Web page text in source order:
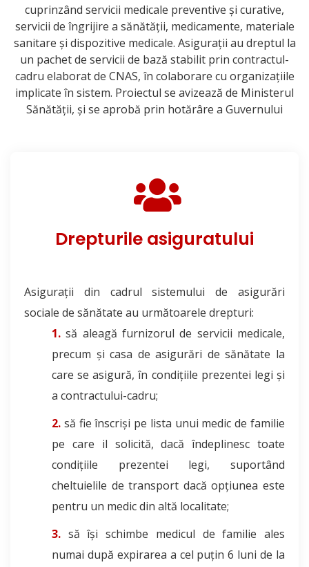
cuprinzând servicii medicale preventive și curative,
servicii de îngrijire a sănătății, medicamente, materiale
sanitare și dispozitive medicale. Asigurații au dreptul la
un pachet de servicii de bază stabilit prin contractul-
cadru elaborat de CNAS, în colaborare cu organizațiile
implicate în sistem. Proiectul se avizează de Ministerul
Sănătății, și se aprobă prin hotărâre a Guvernului
Drepturile asiguratului
Asigurații din cadrul sistemului de asigurări
sociale de sănătate au următoarele drepturi:
să aleagă furnizorul de servicii medicale,
precum și casa de asigurări de sănătate la
care se asigură, în condițiile prezentei legi și
a contractului-cadru;
să fie înscriși pe lista unui medic de familie
pe care il solicită, dacă îndeplinesc toate
condițiile prezentei legi, suportând
cheltuielile de transport dacă opțiunea este
pentru un medic din altă localitate;
să își schimbe medicul de familie ales
numai după expirarea a cel puțin 6 luni de la